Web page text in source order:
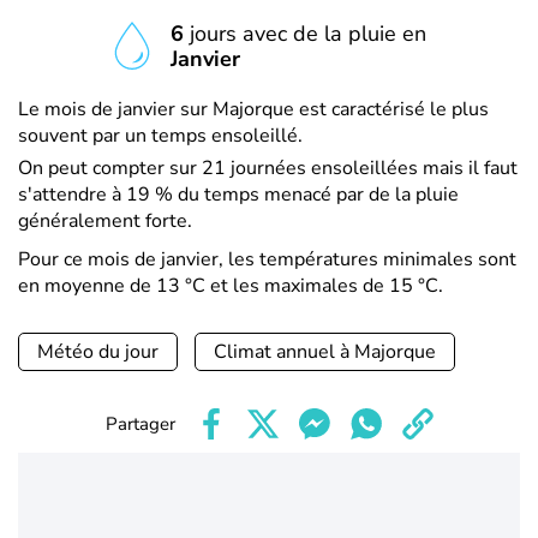
6 jours avec de la pluie en
Janvier
Le mois de janvier sur Majorque est caractérisé le plus
souvent par un temps ensoleillé.
On peut compter sur 21 journées ensoleillées mais il faut
s'attendre à 19 % du temps menacé par de la pluie
généralement forte.
Pour ce mois de janvier, les températures minimales sont
en moyenne de 13 °C et les maximales de 15 °C.
Météo du jour Climat annuel à Majorque
Partager